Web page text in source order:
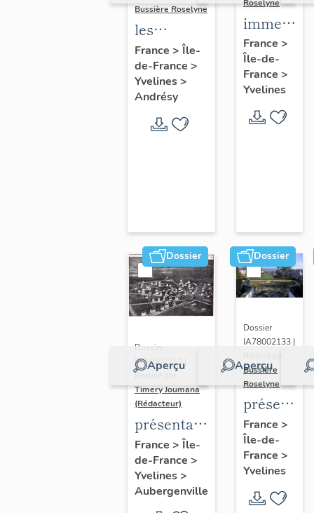
Bussière Roselyne
les
immeubles,
maisons et
fermes du
canton
d'Andrésy
France > Île-
de-France >
Yvelines>
Andrésy
Roselyne
maisons,
fermes
France >
Île-de-
France >
Yvelines
Dossier
Aperçu
Dossier
IA78002210 |
Réalisé par
Timery Joumana
(Rédacteur)
présentation
de l'étude
d'Elisabethville
France > Île-
de-France >
Yvelines>
Aubergenville
Dossier
Aperçu
Dossier
IA78002133 |
Bussière
Roselyne
du
diagnostic
et
France >
Île-de-
France >
Yvelines